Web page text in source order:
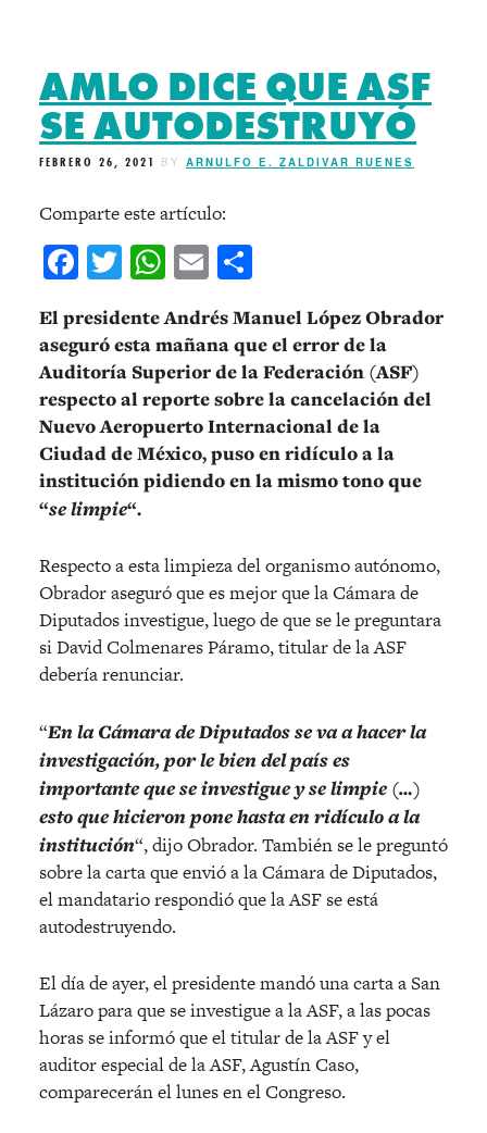
AMLO DICE QUE ASF
SE AUTODESTRUYÓ
FEBRERO 26, 2021 BY ARNULFO E. ZALDIVAR RUENES
Comparte este artículo:
Facebook
Twitter
WhatsApp
Email
El presidente Andrés Manuel López Obrador
aseguró esta mañana que el error de la
Auditoría Superior de la Federación (ASF)
respecto al reporte sobre la cancelación del
Nuevo Aeropuerto Internacional de la
Ciudad de México, puso en ridículo a la
institución pidiendo en la mismo tono que
“se limpie“.
Respecto a esta limpieza del organismo autónomo,
Obrador aseguró que es mejor que la Cámara de
Diputados investigue, luego de que se le preguntara
si David Colmenares Páramo, titular de la ASF
debería renunciar.
“En la Cámara de Diputados se va a hacer la
investigación, por le bien del país es
importante que se investigue y se limpie (…)
esto que hicieron pone hasta en ridículo a la
institución“, dijo Obrador. También se le preguntó
sobre la carta que envió a la Cámara de Diputados,
el mandatario respondió que la ASF se está
autodestruyendo.
El día de ayer, el presidente mandó una carta a San
Lázaro para que se investigue a la ASF, a las pocas
horas se informó que el titular de la ASF y el
auditor especial de la ASF, Agustín Caso,
comparecerán el lunes en el Congreso.